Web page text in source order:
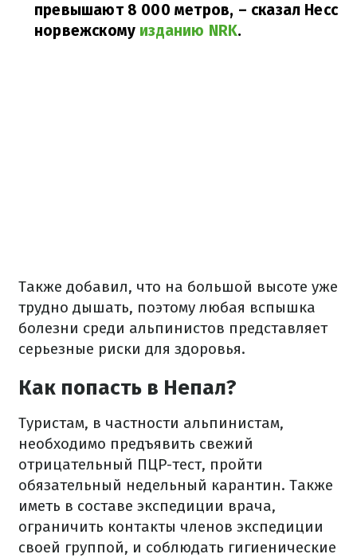
превышают 8 000 метров, – сказал Несс
норвежскому изданию NRK.
Также добавил, что на большой высоте уже
трудно дышать, поэтому любая вспышка
болезни среди альпинистов представляет
серьезные риски для здоровья.
Как попасть в Непал?
Туристам, в частности альпинистам,
необходимо предъявить свежий
отрицательный ПЦР-тест, пройти
обязательный недельный карантин. Также
иметь в составе экспедиции врача,
ограничить контакты членов экспедиции
своей группой, и соблюдать гигиенические